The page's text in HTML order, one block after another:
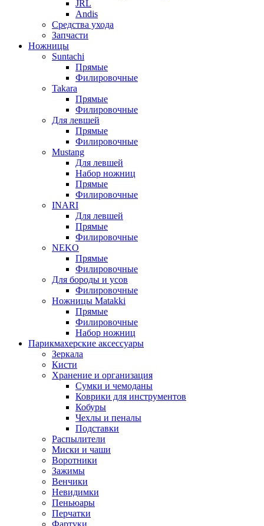
JRL
Andis
Средства ухода
Запчасти
Ножницы
Suntachi
Прямые
Филировочные
Takara
Прямые
Филировочные
Для левшей
Прямые
Филировочные
Mustang
Для левшей
Набор ножниц
Прямые
Филировочные
INARI
Для левшей
Прямые
Филировочные
NEKO
Прямые
Филировочные
Для бороды и усов
Филировочные
Ножницы Matakki
Прямые
Филировочные
Набор ножниц
Парикмахерские аксессуары
Зеркала
Кисти
Хранение и организация
Сумки и чемоданы
Коврики для инструментов
Кобуры
Чехлы и пеналы
Подставки
Распылители
Миски и чаши
Воротники
Зажимы
Венчики
Невидимки
Пеньюары
Перчатки
Фартуки